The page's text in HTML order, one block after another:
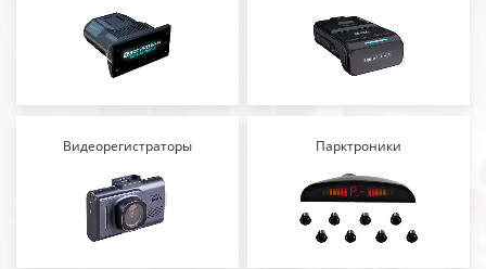
Видеорегистраторы Парктроники